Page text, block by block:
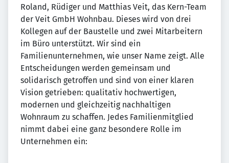
Roland, Rüdiger und Matthias Veit, das Kern-Team
der Veit GmbH Wohnbau. Dieses wird von drei
Kollegen auf der Baustelle und zwei Mitarbeitern
im Büro unterstützt. Wir sind ein
Familienunternehmen, wie unser Name zeigt. Alle
Entscheidungen werden gemeinsam und
solidarisch getroffen und sind von einer klaren
Vision getrieben: qualitativ hochwertigen,
modernen und gleichzeitig nachhaltigen
Wohnraum zu schaffen. Jedes Familienmitglied
nimmt dabei eine ganz besondere Rolle im
Unternehmen ein: